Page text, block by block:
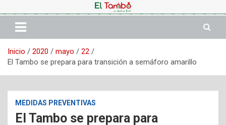
al
contenido
Inicio 2020 mayo
22
El Tambo se prepara para transición a semáforo amarillo
MEDIDAS PREVENTIVAS
El Tambo se prepara para